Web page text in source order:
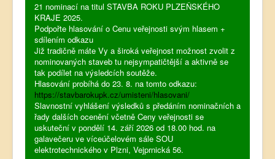
21 nominací na titul STAVBA ROKU PLZEŇSKÉHO
KRAJE 2025.
Podpořte hlasování o Cenu veřejnosti svým hlasem +
sdílením odkazu
Již tradičně máte Vy a široká veřejnost možnost zvolit z
nominovaných staveb tu nejsympatičtější a aktivně se
tak podílet na výsledcích soutěže.
Hlasování probíhá do 23. 8. na tomto odkazu:
https://stavbarokupk.cz/umisteni/hlasovani/
Slavnostní vyhlášení výsledků s předáním nominačních a
řady dalších ocenění včetně Ceny veřejnosti se
uskuteční v pondělí 14. září 2026 od 18.00 hod. na
galavečeru ve víceúčelovém sále SOU
elektrotechnického v Plzni, Vejprnická 56.